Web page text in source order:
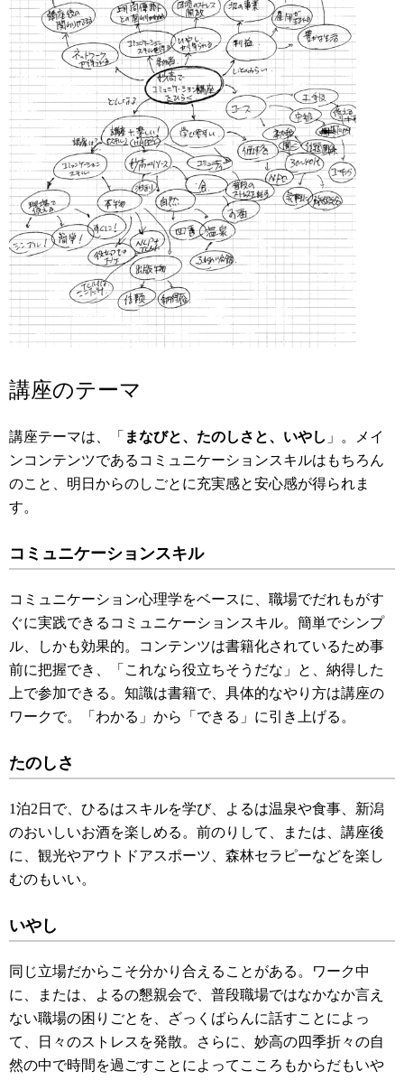
講座のテーマ
講座テーマは、「 まなびと、たのしさと、いやし 」。メイ
ンコンテンツであるコミュニケーションスキルはもちろん
のこと、明日からのしごとに充実感と安心感が得られま
す。
コミュニケーションスキル
コミュニケーション心理学をベースに、職場でだれもがす
ぐに実践できるコミュニケーションスキル。簡単でシンプ
ル、しかも効果的。コンテンツは書籍化されているため事
前に把握でき、「これなら役立ちそうだな」と、納得した
上で参加できる。知識は書籍で、具体的なやり方は講座の
ワークで。「わかる」から「できる」に引き上げる。
たのしさ
1泊2日で、ひるはスキルを学び、よるは温泉や食事、新潟
のおいしいお酒を楽しめる。前のりして、または、講座後
に、観光やアウトドアスポーツ、森林セラピーなどを楽し
むのもいい。
いやし
同じ立場だからこそ分かり合えることがある。ワーク中
に、または、よるの懇親会で、普段職場ではなかなか言え
ない職場の困りごとを、ざっくばらんに話すことによっ
て、日々のストレスを発散。さらに、妙高の四季折々の自
然の中で時間を過ごすことによってこころもからだもいや